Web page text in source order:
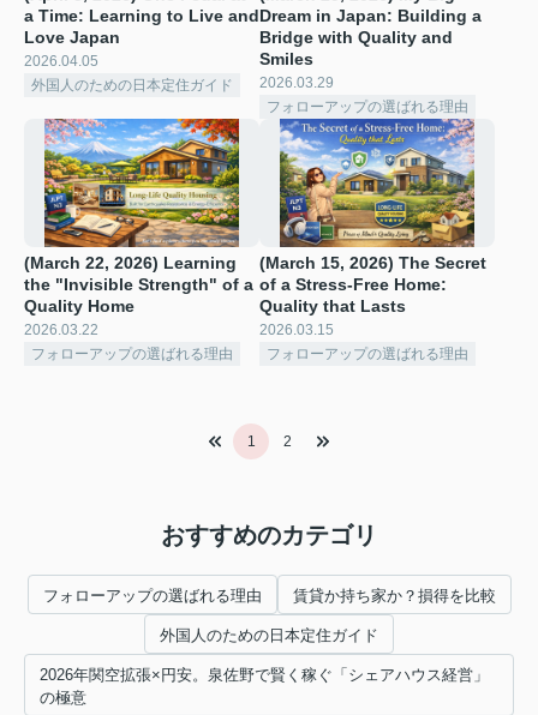
a Time: Learning to Live and
Love Japan
2026.04.05
外国人のための日本定住ガイド
Dream in Japan: Building a
Bridge with Quality and
Smiles
2026.03.29
フォローアップの選ばれる理由
(March 22, 2026) Learning
the "Invisible Strength" of a
Quality Home
2026.03.22
フォローアップの選ばれる理由
(March 15, 2026) The Secret
of a Stress-Free Home:
Quality that Lasts
2026.03.15
フォローアップの選ばれる理由
1 2
おすすめのカテゴリ
フォローアップの選ばれる理由 賃貸か持ち家か？損得を比較
外国人のための日本定住ガイド
2026年関空拡張×円安。泉佐野で賢く稼ぐ「シェアハウス経営」
の極意